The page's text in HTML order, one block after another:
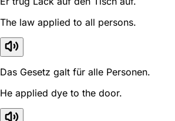
The law applied to all persons.
Das Gesetz galt für alle Personen.
He applied dye to the door.